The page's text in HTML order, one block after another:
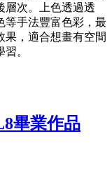
層次。上色透過透
等手法豐富色彩，最
果，適合想畫有空間
。
畢業作品